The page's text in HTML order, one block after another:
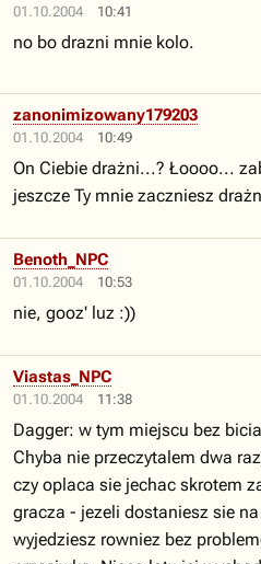
01.10.2004 10:41
no bo drazni mnie kolo.
01.10.2004 10:49
zanonimizowany179203
On Ciebie drażni...? Łoooo...
jeszcze Ty mnie zaczniesz
01.10.2004 10:53
Benoth_NPC
nie, gooz' luz :))
01.10.2004 11:38
Viastas_NPC
Dagger: w tym miejscu bez
Chyba nie przeczytalem dwa
czy oplaca sie jechac skrotem
gracza - jezeli dostaniesz sie
wyjedziesz rowniez bez